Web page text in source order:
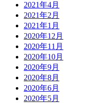
2021年4月
2021年2月
2021年1月
2020年12月
2020年11月
2020年10月
2020年9月
2020年8月
2020年6月
2020年5月